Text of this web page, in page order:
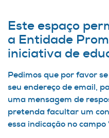
Este espaço
a Entidade
iniciativa de
Pedimos que por favor
seu endereço de email,
uma mensagem de
pretenda facultar um
essa indicação no campo